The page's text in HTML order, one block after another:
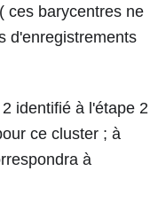
ces barycentres ne
d'enregistrements
identifié à l'étape 2
ce cluster ; à
à